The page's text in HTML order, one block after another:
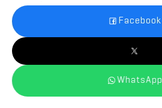
Facebook
WhatsApp